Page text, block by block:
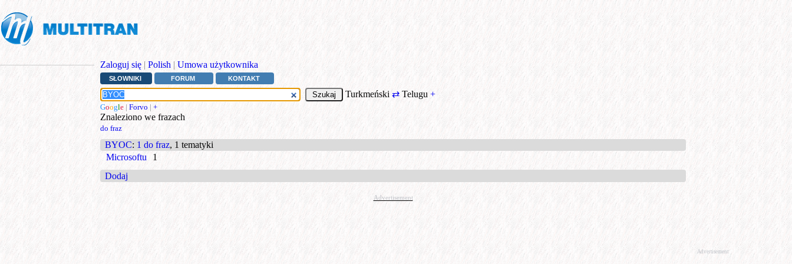
Zaloguj się | Polish | Umowa użytkownika
SŁOWNIKI FORUM KONTAKT
Turkmeński ⇄ Telugu +
Google | Forvo | +
Znaleziono we frazach
do fraz
BYOC: 1 do fraz, 1 tematyki
Microsoftu
1
Dodaj
Advertisement
Advertisement